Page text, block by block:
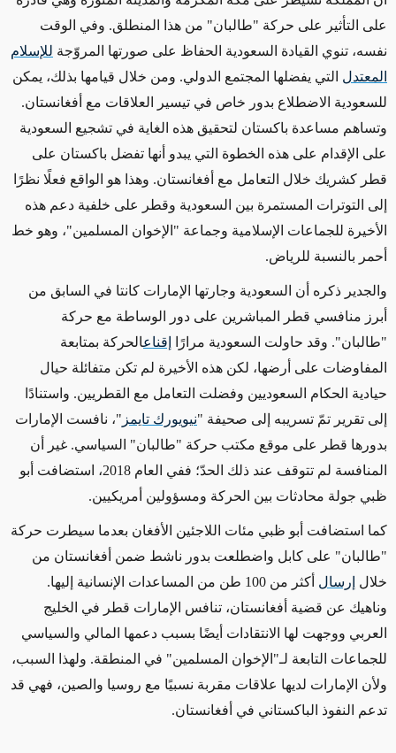
على التأثير على حركة "طالبان" من هذا المنطلق. وفي الوقت
نفسه، تنوي القيادة السعودية الحفاظ على صورتها المروّجة للإسلام
المعتدل التي يفضلها المجتمع الدولي. ومن خلال قيامها بذلك، يمكن
للسعودية الاضطلاع بدور خاص في تيسير العلاقات مع أفغانستان.
وتساهم مساعدة باكستان لتحقيق هذه الغاية في تشجيع السعودية
على الإقدام على هذه الخطوة التي يبدو أنها تفضل باكستان على
قطر كشريك خلال التعامل مع أفغانستان. وهذا هو الواقع فعلًا نظرًا
إلى التوترات المستمرة بين السعودية وقطر على خلفية دعم هذه
الأخيرة للجماعات الإسلامية وجماعة "الإخوان المسلمين"، وهو خط
أحمر بالنسبة للرياض.
والجدير ذكره أن السعودية وجارتها الإمارات كانتا في السابق من
أبرز منافسي قطر المباشرين على دور الوساطة مع حركة
"طالبان". وقد حاولت السعودية مرارًا
إقناعالحركة بمتابعة
المفاوضات على أرضها، لكن هذه الأخيرة لم تكن متفائلة حيال
حيادية الحكام السعوديين وفضلت التعامل مع القطريين. واستنادًا
إلى تقرير تمّ تسريبه إلى صحيفة "نيويورك تايمز "، نافست الإمارات
بدورها قطر على موقع مكتب حركة "طالبان" السياسي. غير أن
المنافسة لم تتوقف عند ذلك الحدّ؛ ففي العام 2018، استضافت أبو
ظبي جولة محادثات بين الحركة ومسؤولين أمريكيين.
كما استضافت أبو ظبي مئات اللاجئين الأفغان بعدما سيطرت حركة
"طالبان" على كابل واضطلعت بدور ناشط ضمن أفغانستان من
خلال إرسال
أكثر من 100 طن من المساعدات الإنسانية إليها.
وناهيك عن قضية أفغانستان، تنافس الإمارات قطر في الخليج
العربي ووجهت لها الانتقادات أيضًا بسبب دعمها المالي والسياسي
للجماعات التابعة لـ"الإخوان المسلمين" في المنطقة. ولهذا السبب،
ولأن الإمارات لديها علاقات مقربة نسبيًا مع روسيا والصين، فهي قد
تدعم النفوذ الباكستاني في أفغانستان.